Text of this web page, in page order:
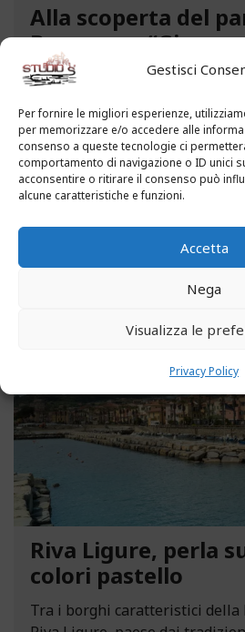
Gestisci
Per fornire le migliori esperienze,
per memorizzare e/o accedere alle
consenso a queste tecnologie ci
comportamento di navigazione o ID unici
acconsentire o ritirare il consenso può
alcune caratteristiche e funzioni.
Accetta
Nega
Visualizza le
Privacy Policy
Alla scoperta del
Benessere
Novaro” a
paradiso affascina i visitatori.
Parco del Benessere
Costarainera nella Riviera dei
parco degli ex ospedali Novaro
Riva Ligure, perla
colori pastello
Tra i borghi caratteristici della